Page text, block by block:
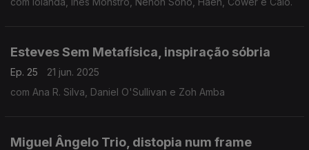
Esteves Sem Metafísica, inspiração sóbria
Ep. 25
21 jun. 2025
com Ana R. Silva, Daniel O'Sullivan e Zoh Amba
Miguel Ângelo Trio, distopia num frame